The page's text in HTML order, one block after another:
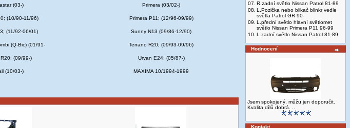
(03-) Primera (03/02-)
(10/90-11/96) Primera P11; (12/96-09/99)
(11/92-06/01) Sunny N13 (09/86-12/90)
(Q-Bic) (01/91- Terrano R20; (09/93-09/96)
(09/99-) Urvan E24; (05/87-)
(10/03-) MAXIMA 10/1994-1999
07. R.zadní světlo Nissan Patrol 81-89
08. L.Pozička nebo blikač blinkr vedle
světla Patrol GR 90-
09. L.přední světlo hlavní světlomet
světlo Nissan Primera P11 96-99
10. L.zadní světlo Nissan Patrol 81-89
Hodnocení
Jsem spokojený, můžu jen doporučit.
Kvalita dílů dobrá. ..
Kontakt